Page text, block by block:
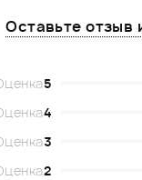
Оставьте отзыв
5
4
3
2